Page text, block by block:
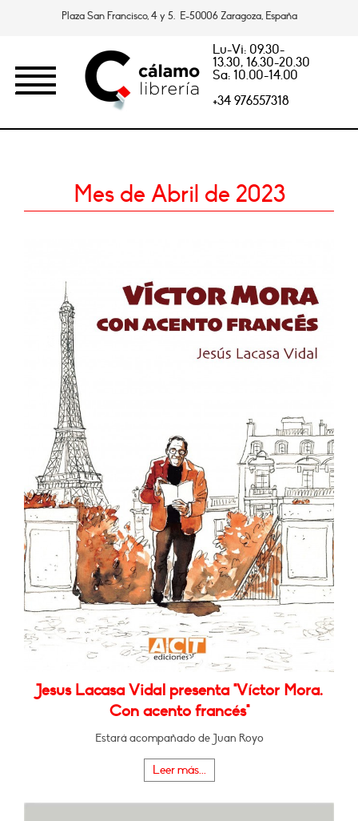
Plaza San Francisco, 4 y 5. E-50006 Zaragoza, España
Lu-Vi: 09.30-
13.30, 16.30-20.30
Sa: 10.00-14.00
+34 976557318
Mes de Abril de 2023
Jesus Lacasa Vidal presenta "Víctor Mora.
Con acento francés"
Estará acompañado de Juan Royo
Leer más...